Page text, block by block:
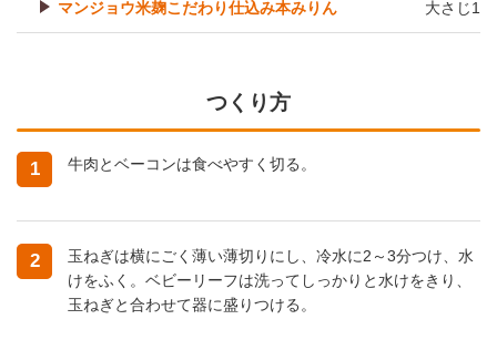
マンジョウ米麹こだわり仕込み本みりん 大さじ1
つくり方
1 牛肉とベーコンは食べやすく切る。
2
玉ねぎは横にごく薄い薄切りにし、冷水に2～3分つけ、水
けをふく。ベビーリーフは洗ってしっかりと水けをきり、
玉ねぎと合わせて器に盛りつける。